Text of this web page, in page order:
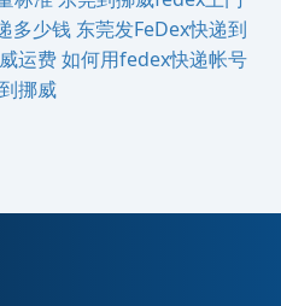
多少钱 东莞发FeDex快递到‌
运费如何用fedex快递帐号
挪威‌‌‌‌‌‌‌